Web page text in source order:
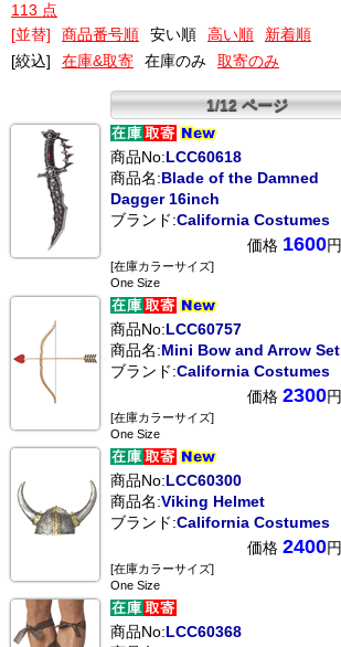
113 点
[並替]
商品番号順 安い順 高い順
新着順
[絞込]
在庫&取寄 在庫のみ 取寄のみ
1/12 ページ
商品No:LCC60618
商品名:Blade of the Damned
Dagger 16inch
ブランド:California Costumes
価格 1600円
[在庫カラーサイズ]
One Size
商品No:LCC60757
商品名:Mini Bow and Arrow Set
ブランド:California Costumes
価格 2300円
[在庫カラーサイズ]
One Size
商品No:LCC60300
商品名:Viking Helmet
ブランド:California Costumes
価格 2400円
[在庫カラーサイズ]
One Size
商品No:LCC60368